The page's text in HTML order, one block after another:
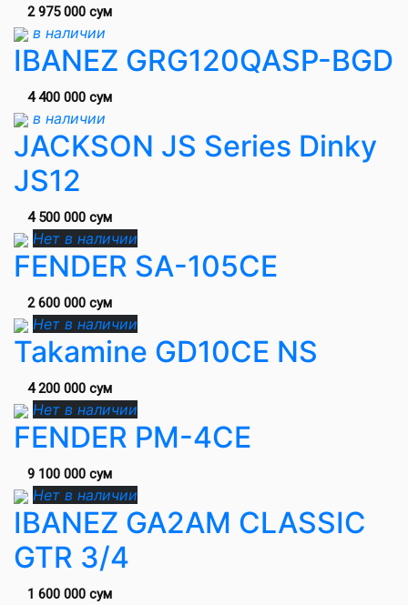
2 975 000 сум
в наличии
IBANEZ GRG120QASP-BGD
4 400 000 сум
в наличии
JACKSON JS Series Dinky
JS12
4 500 000 сум
Нет в наличии
FENDER SA-105CE
2 600 000 сум
Нет в наличии
Takamine GD10CE NS
4 200 000 сум
Нет в наличии
FENDER PM-4CE
9 100 000 сум
Нет в наличии
IBANEZ GA2AM CLASSIC
GTR 3/4
1 600 000 сум